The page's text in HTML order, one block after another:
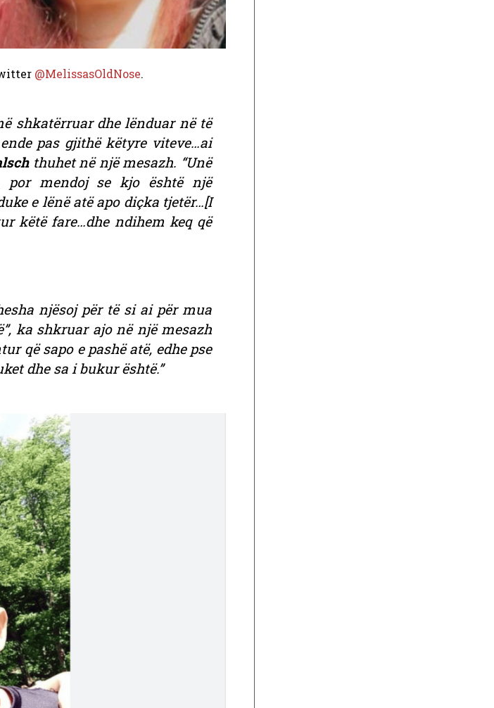
@MelissasOldNose.
shkatërruar dhe lënduar në të
pas gjithë këtyre viteve…ai
thuhet në një mesazh. “Unë
por mendoj se kjo është një
e lënë atë apo diçka tjetër…[I
këtë fare…dhe ndihem keq që
njësoj për të si ai për mua
ka shkruar ajo në një mesazh
që sapo e pashë atë, edhe pse
dhe sa i bukur është.”